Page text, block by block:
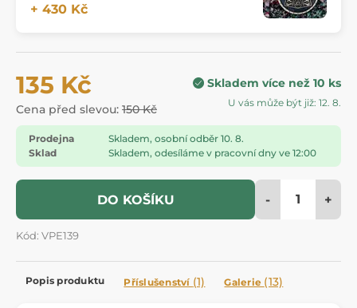
+ 430 Kč
135 Kč
Cena před slevou: 150 Kč
Skladem více než 10 ks
U vás může být již: 12. 8.
Prodejna
Skladem, osobní odběr 10. 8.
Sklad
Skladem, odesíláme v pracovní dny ve 12:00
DO KOŠÍKU - +
Kód: VPE139
Popis produktu Příslušenství (1) Galerie (13)